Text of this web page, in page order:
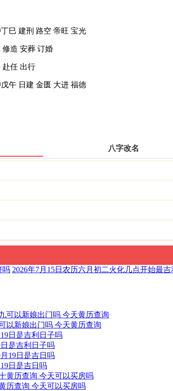
巳 建刑 路空 帝旺 宝光
修造 安葬 订婚
赴任 出行
午 日建 金匮 大进 福德
八字改名
吗 2026年7月15日农历六月初二火化几点开始最吉
以新娘出门吗 今天黄历查询
是吉利日子吗
日是吉日吗
历查询 今天可以买房吗